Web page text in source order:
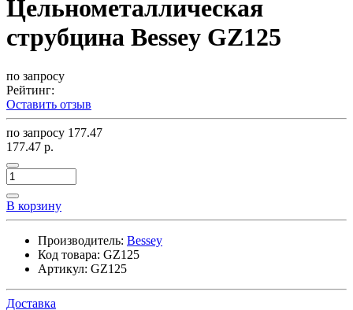
Цельнометаллическая
струбцина Bessey GZ125
по запросу
Рейтинг:
Оставить отзыв
по запросу 177.47
177.47 р.
В корзину
Производитель: Bessey
Код товара: GZ125
Артикул: GZ125
Доставка